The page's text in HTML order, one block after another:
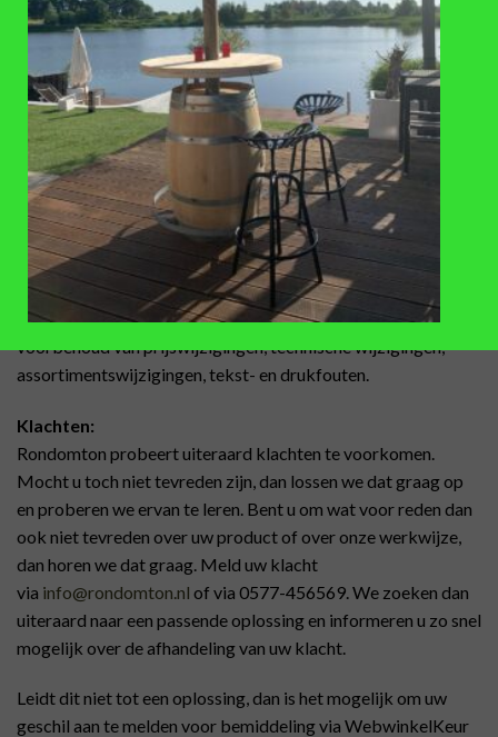
Voor meer informatie zie:
Privacy beleid.
Aansprakelijkheid:
Rondomton stelt zich niet aansprakelijk voor het onjuist
plaatsen of aansluiten van de artikelen, zoals tonnen,
waterpartijen enz.
Prijzen:
Al onze prijzen zijn inclusief 21% btw. Met uitzondering van
de verhuurtarieven, deze zijn exclusief 21% btw.
Alle genoemde prijzen op deze website zijn onder
voorbehoud van prijswijzigingen, technische wijzigingen,
assortimentswijzigingen, tekst- en drukfouten.
Klachten:
Rondomton probeert uiteraard klachten te voorkomen.
Mocht u toch niet tevreden zijn, dan lossen we dat graag op
en proberen we ervan te leren. Bent u om wat voor reden dan
ook niet tevreden over uw product of over onze werkwijze,
dan horen we dat graag. Meld uw klacht
via info@rondomton.nl of via 0577-456569. We zoeken dan
uiteraard naar een passende oplossing en informeren u zo snel
mogelijk over de afhandeling van uw klacht.
Leidt dit niet tot een oplossing, dan is het mogelijk om uw
geschil aan te melden voor bemiddeling via WebwinkelKeur